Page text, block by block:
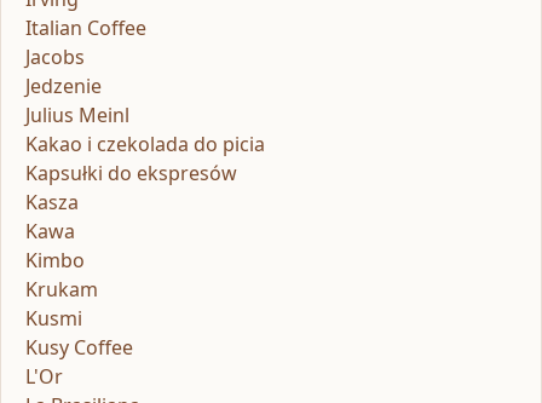
Italian Coffee
Jacobs
Jedzenie
Julius Meinl
Kakao i czekolada do picia
Kapsułki do ekspresów
Kasza
Kawa
Kimbo
Krukam
Kusmi
Kusy Coffee
L'Or